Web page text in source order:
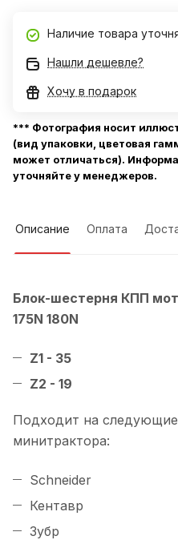
Наличие товара
Нашли дешевле?
Хочу в подарок
*** Фотография носит
(вид упаковки, цветовая
может отличаться).
уточняйте у менеджеров.
Описание Оплата
Блок-шестерня КПП
175N 180N
Z1 - 35
Z2 - 19
Подходит на
минитрактора:
Schneider
Кентавр
Зубр